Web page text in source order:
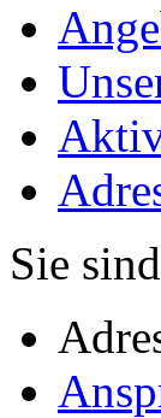
Sie